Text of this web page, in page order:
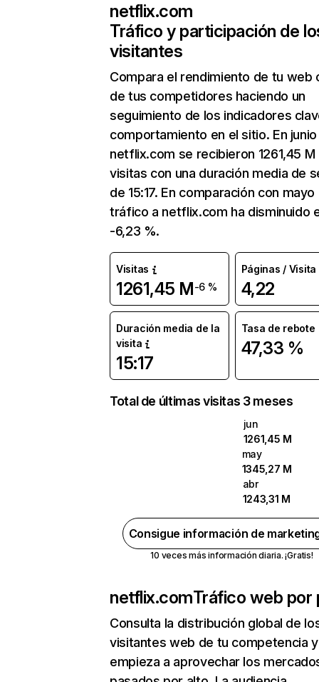
netflix.com
Tráfico y participación de
visitantes
Compara el rendimiento de tu web
de tus competidores haciendo un
seguimiento de los indicadores
comportamiento en el sitio. En junio
netflix.com se recibieron 1261,45 M
visitas con una duración media de
de 15:17. En comparación con mayo
tráfico a netflix.com ha disminuido
-6,23 %.
Visitas
1261,45 M-6 %
Páginas / Visita
4,22
Duración media de la
visita
15:17
Tasa de rebote
47,33 %
Total de últimas visitas 3 meses
jun
1261,45 M
may
1345,27 M
abr
1243,31 M
Consigue información de
10 veces más información diaria. ¡Gratis!
netflix.comTráfico web por
Consulta la distribución global de
visitantes web de tu competencia y
empieza a aprovechar los